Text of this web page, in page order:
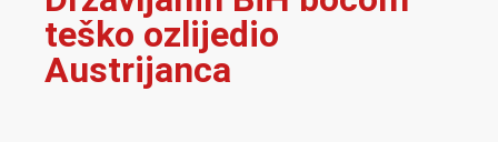
teško ozlijedio
Austrijanca